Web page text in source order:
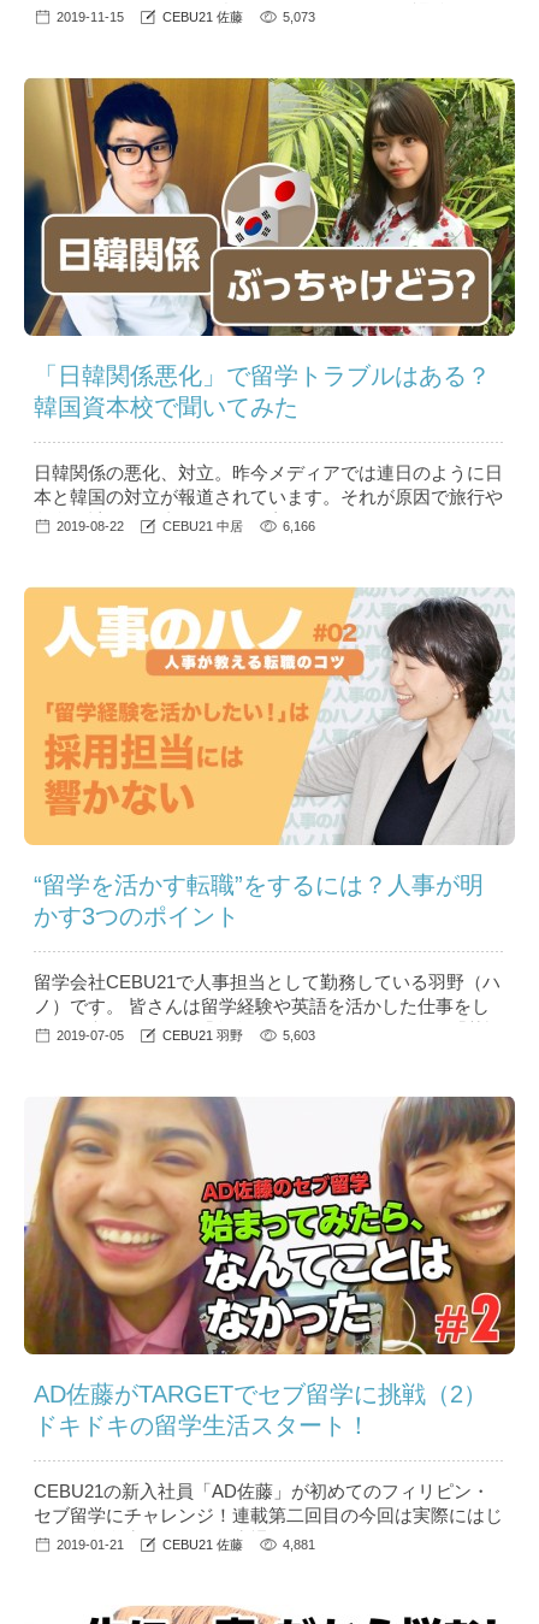
伝えしましたが、引き続き今回は、お昼から放課後につい
(という名の昼寝タイム)・13:00～14:50 午後のクラス (マ
ンツーマン授業④⑤)・15:00〜...
2019-11-15 CEBU21 佐藤 5,073
「日韓関係悪化」で留学トラブルはある？
韓国資本校で聞いてみた
日韓関係の悪化、対立。昨今メディアでは連日のように日
本と韓国の対立が報道されています。それが原因で旅行や
留学の計画を見直されている方もいらっしゃるのではない
2019-08-22 CEBU21 中居 6,166
“留学を活かす転職”をするには？人事が明
かす3つのポイント
留学会社CEBU21で人事担当として勤務している羽野（ハ
ノ）です。 皆さんは留学経験や英語を活かした仕事をし
たいと考えたとき、「留学の経験を活かして～」や「英語
就きたい、留学後の転職に役立つといった情報を、留学会
社の人事の目線から見たコラム「人事のハノ」...
2019-07-05 CEBU21 羽野 5,603
AD佐藤がTARGETでセブ留学に挑戦（2）
ドキドキの留学生活スタート！
CEBU21の新入社員「AD佐藤」が初めてのフィリピン・
セブ留学にチャレンジ！連載第二回目の今回は実際にはじ
まった留学生活について赤裸々にお伝えします！ こんに
だよ！」と聞かせてもらうたびニマニマしています。さ
2019-01-21 CEBU21 佐藤 4,881